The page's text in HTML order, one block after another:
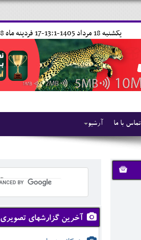
17 فردينه ماه 1538 تبری يکشنبه 18 مرداد 1405-13:1-
آرشیو تماس با ما
آخرین گزارشهای تصویری